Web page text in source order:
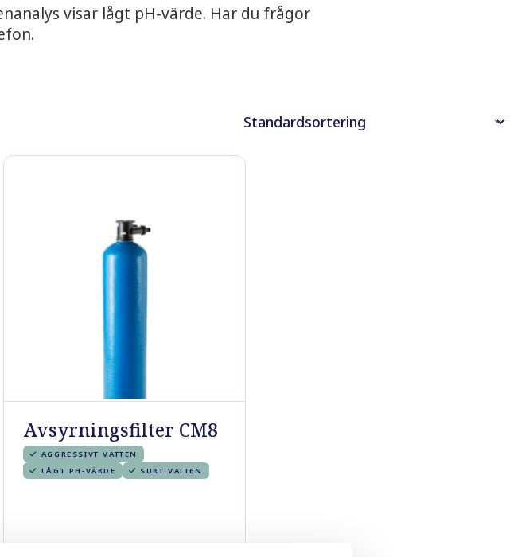
visar lågt pH-värde. Har du frågor
Avsyrningsfilter CM8
AGGRESSIVT VATTEN
LÅGT PH-VÄRDE
SURT VATTEN